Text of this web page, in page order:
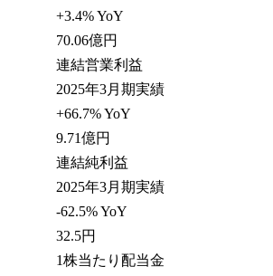
+3.4% YoY
70.06億円
連結営業利益
2025年3月期実績
+66.7% YoY
9.71億円
連結純利益
2025年3月期実績
-62.5% YoY
32.5円
1株当たり配当金